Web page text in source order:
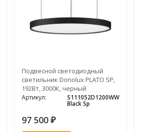
Подвесной светодиодный
светильник Donolux PLATO SP,
192Вт, 3000К, черный
Артикул: S111052D1200WW
Black Sp
97 500 ₽